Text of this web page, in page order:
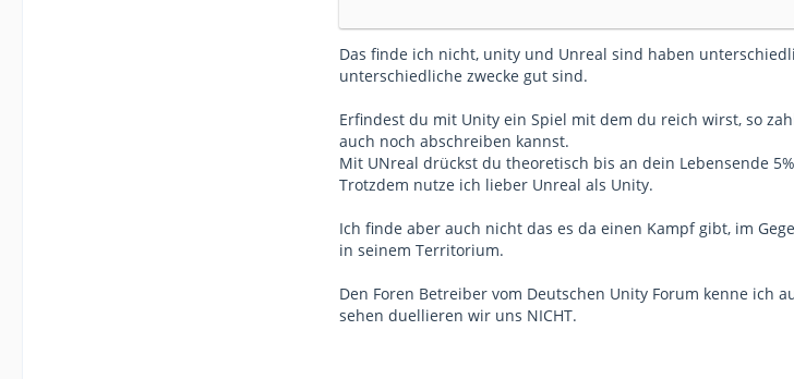
Das finde ich nicht, unity und Unreal sind haben
unterschiedliche zwecke gut sind.
Erfindest du mit Unity ein Spiel mit dem du reich wirst, so
auch noch abschreiben kannst.
Mit UNreal drückst du theoretisch bis an dein Lebensende
Trotzdem nutze ich lieber Unreal als Unity.
Ich finde aber auch nicht das es da einen Kampf gibt, im
in seinem Territorium.
Den Foren Betreiber vom Deutschen Unity Forum kenne ich
sehen duellieren wir uns NICHT.